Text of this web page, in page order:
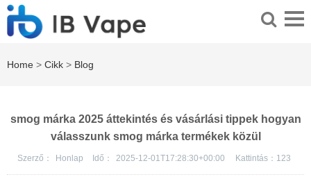
Home > Cikk > Blog
smog márka 2025 áttekintés és vásárlási tippek hogyan
válasszunk smog márka termékek közül
Szerző： Honlap Idő： 2025-12-01T17:28:30+00:00 Kattintás： 123